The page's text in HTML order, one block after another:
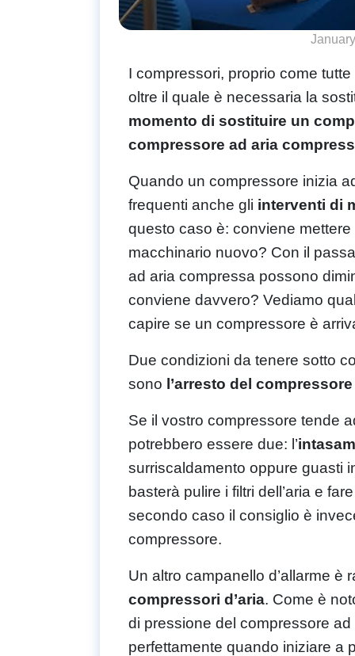
I compressori, proprio come
oltre il quale è necessaria la
momento di sostituire un
compressore ad aria
Quando un compressore inizia
frequenti anche gli interventi di
questo caso è: conviene
macchinario nuovo? Con il
ad aria compressa possono
conviene davvero? Vediamo
capire se un compressore è
Due condizioni da tenere sotto
sono l’arresto del
Se il vostro compressore tende
potrebbero essere due: l’
surriscaldamento oppure guasti
basterà pulire i filtri dell’aria e
secondo caso il consiglio è
compressore.
Un altro campanello d’allarme è
compressori d’aria. Come è
di pressione del compressore
perfettamente quando iniziare a